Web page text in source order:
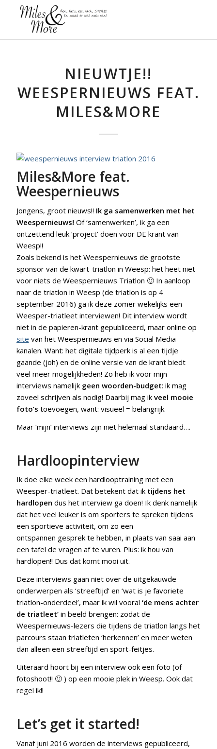
NIEUWTJE!!
WEESPERNIEUWS FEAT.
MILES&MORE
Miles&More feat.
Weespernieuws
Jongens, groot nieuws!! Ik ga samenwerken met het
Weespernieuws! Of ‘samenwerken’, ik ga een
ontzettend leuk ‘project’ doen voor DE krant van
Weesp!!
Zoals bekend is het Weespernieuws de grootste
sponsor van de kwart-triatlon in Weesp: het heet niet
voor niets de Weespernieuws Triatlon 🙂 In aanloop
naar de triatlon in Weesp (de triatlon is op 4
september 2016) ga ik deze zomer wekelijks een
Weesper-triatleet interviewen! Dit interview wordt
niet in de papieren-krant gepubliceerd, maar online op
site van het Weespernieuws en via Social Media
kanalen. Want: het digitale tijdperk is al een tijdje
gaande (joh) en de online versie van de krant biedt
veel meer mogelijkheden! Zo heb ik voor mijn
interviews namelijk geen woorden-budget: ik mag
zoveel schrijven als nodig! Daarbij mag ik veel mooie
foto’s toevoegen, want: visueel = belangrijk.
Maar ‘mijn’ interviews zijn niet helemaal standaard….
Hardloopinterview
Ik doe elke week een hardlooptraining met een
Weesper-triatleet. Dat betekent dat iktijdens het
hardlopen dus het interview ga doen! Ik denk namelijk
dat het veel leuker is om sporters te spreken tijdens
een sportieve activiteit, om zo een
ontspannen gesprek te hebben, in plaats van saai aan
een tafel de vragen af te vuren. Plus: ik hou van
hardlopen!! Dus dat komt mooi uit.
Deze interviews gaan niet over de uitgekauwde
onderwerpen als ‘streeftijd’ en ‘wat is je favoriete
triatlon-onderdeel’, maar ik wil vooral ‘de mens achter
de triatleet’in beeld brengen: zodat de
Weespernieuws-lezers die tijdens de triatlon langs het
parcours staan triatleten ‘herkennen’ en meer weten
dan alleen een streeftijd en sport-feitjes.
Uiteraard hoort bij een interview ook een foto (of
fotoshoot!! 🙂 ) op een mooie plek in Weesp. Ook dat
regel ik!!
Let’s get it started!
Vanaf juni 2016 worden de interviews gepubliceerd,